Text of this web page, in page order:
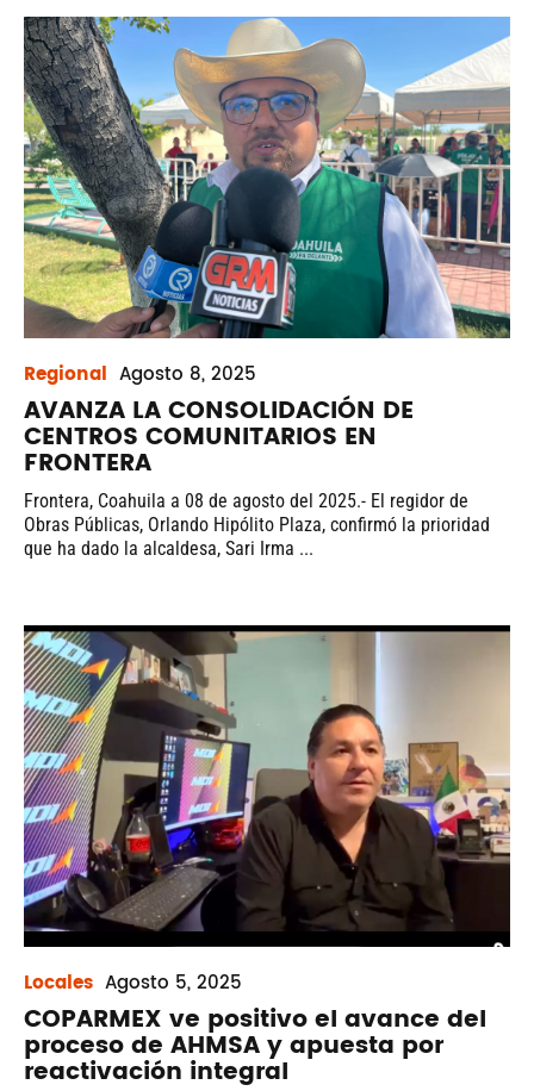
Regional Agosto 8, 2025
AVANZA LA CONSOLIDACIÓN DE
CENTROS COMUNITARIOS EN
FRONTERA
Frontera, Coahuila a 08 de agosto del 2025.- El regidor de
Obras Públicas, Orlando Hipólito Plaza, confirmó la prioridad
que ha dado la alcaldesa, Sari Irma ...
Locales Agosto 5, 2025
COPARMEX ve positivo el avance del
proceso de AHMSA y apuesta por
reactivación integral